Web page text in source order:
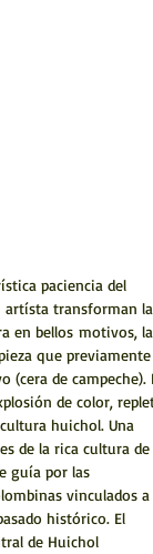
paciencia del
artísta transforman
en bellos motivos,
que previamente
(cera de campeche).
de color,
huichol. Una
de la rica cultura de
guía por las
vinculados a
histórico. El
de Huichol